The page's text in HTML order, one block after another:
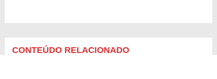
CONTEÚDO RELACIONADO